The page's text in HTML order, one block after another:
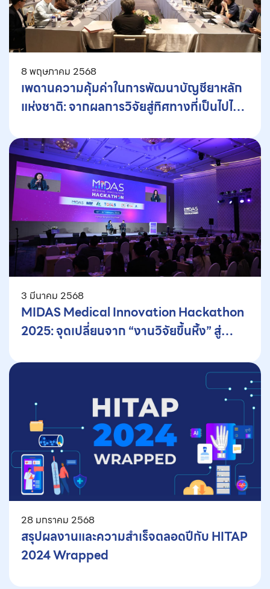
8 พฤษภาคม 2568
เพดานความคุ้มค่าในการพัฒนาบัญชียาหลัก
แห่งชาติ: จากผลการวิจัยสู่ทิศทางที่เป็นไปได้
3 มีนาคม 2568
MIDAS Medical Innovation Hackathon
2025: จุดเปลี่ยนจาก “งานวิจัยขึ้นหิ้ง” สู่
28 มกราคม 2568
สรุปผลงานและความสำเร็จตลอดปีกับ HITAP
2024 Wrapped